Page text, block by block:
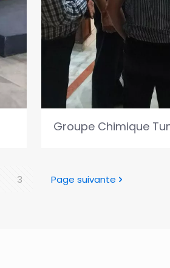
Groupe Chimique
3 Page suivante